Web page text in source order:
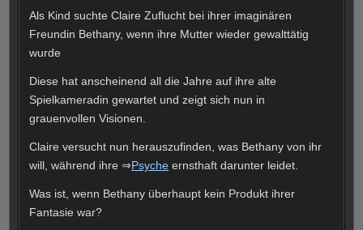
Als Kind suchte Claire Zuflucht bei ihrer imaginären
Freundin Bethany, wenn ihre Mutter wieder gewalttätig
wurde
Diese hat anscheinend all die Jahre auf ihre alte
Spielkameradin gewartet und zeigt sich nun in
grauenvollen Visionen.
Claire versucht nun herauszufinden, was Bethany von ihr
will, während ihre ⇒Psyche ernsthaft darunter leidet.
Was ist, wenn Bethany überhaupt kein Produkt ihrer
Fantasie war?